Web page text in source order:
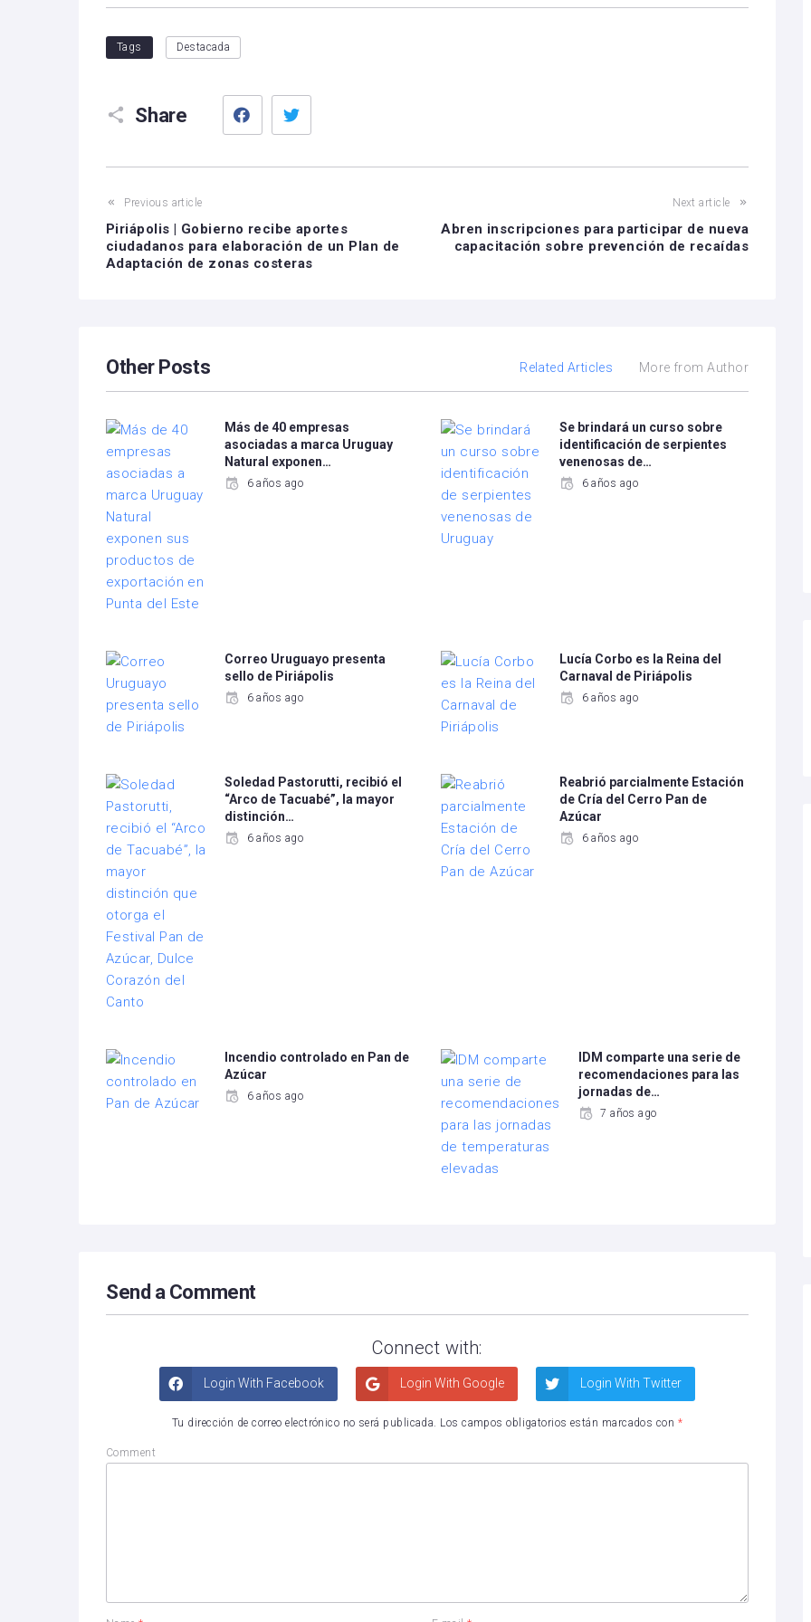
Tags Destacada
Share
Facebook
Previous article
Piriápolis | Gobierno recibe aportes
ciudadanos para elaboración de un Plan de
Adaptación de zonas costeras
Next article
Abren inscripciones para participar de nueva
capacitación sobre prevención de recaídas
Other Posts Related Articles More from Author
Más de 40 empresas
asociadas a marca Uruguay
Natural exponen…
6 años ago
Se brindará un curso sobre
identificación de serpientes
venenosas de…
6 años ago
Correo Uruguayo presenta
sello de Piriápolis
6 años ago
Lucía Corbo es la Reina del
Carnaval de Piriápolis
6 años ago
Soledad Pastorutti, recibió el
“Arco de Tacuabé”, la mayor
distinción…
6 años ago
Reabrió parcialmente Estación
de Cría del Cerro Pan de
Azúcar
6 años ago
Incendio controlado en Pan de
Azúcar
6 años ago
IDM comparte una serie de
recomendaciones para las
jornadas de…
7 años ago
Send a Comment
Connect with:
Login With Facebook Login With Google Login With Twitter
Tu dirección de correo electrónico no será publicada. Los campos obligatorios están marcados con *
Comment